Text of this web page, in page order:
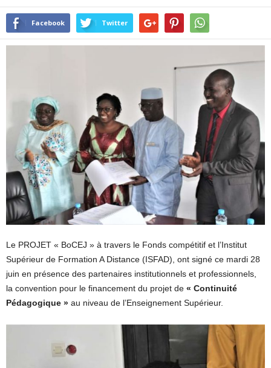
Facebook Twitter
Le PROJET « BoCEJ » à travers le Fonds compétitif et l’Institut
Supérieur de Formation A Distance (ISFAD), ont signé ce mardi 28
juin en présence des partenaires institutionnels et professionnels,
la convention pour le financement du projet de « Continuité
Pédagogique » au niveau de l’Enseignement Supérieur.